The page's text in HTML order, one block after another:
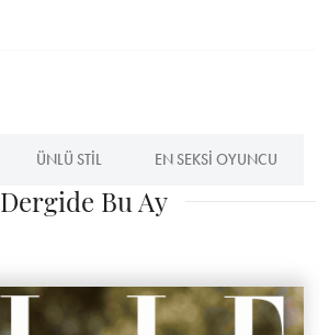
ÜNLÜ STIL EN SEKSI OYUNCU
Dergide Bu Ay